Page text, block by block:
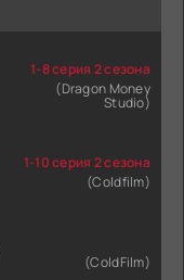
1-8 серия 2 сезона
(Dragon Money
Studio)
1-10 серия 2 сезона
(Coldfilm)
(ColdFilm)